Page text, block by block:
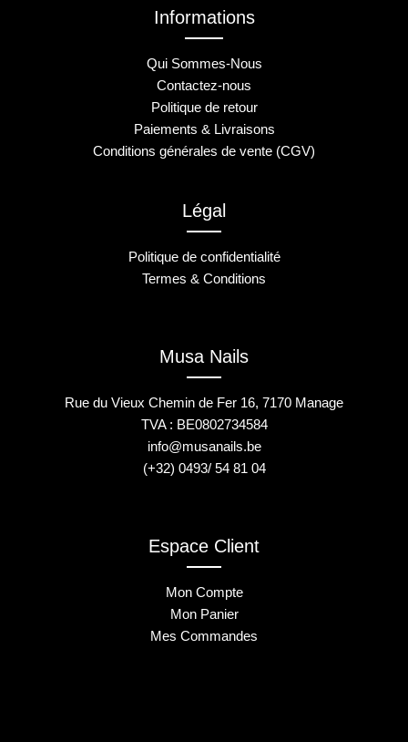
Informations
Qui Sommes-Nous
Contactez-nous
Politique de retour
Paiements & Livraisons
Conditions générales de vente (CGV)
Légal
Politique de confidentialité
Termes & Conditions
Musa Nails
Rue du Vieux Chemin de Fer 16, 7170 Manage
TVA : BE0802734584
info@musanails.be
(+32) 0493/ 54 81 04
Espace Client
Mon Compte
Mon Panier
Mes Commandes